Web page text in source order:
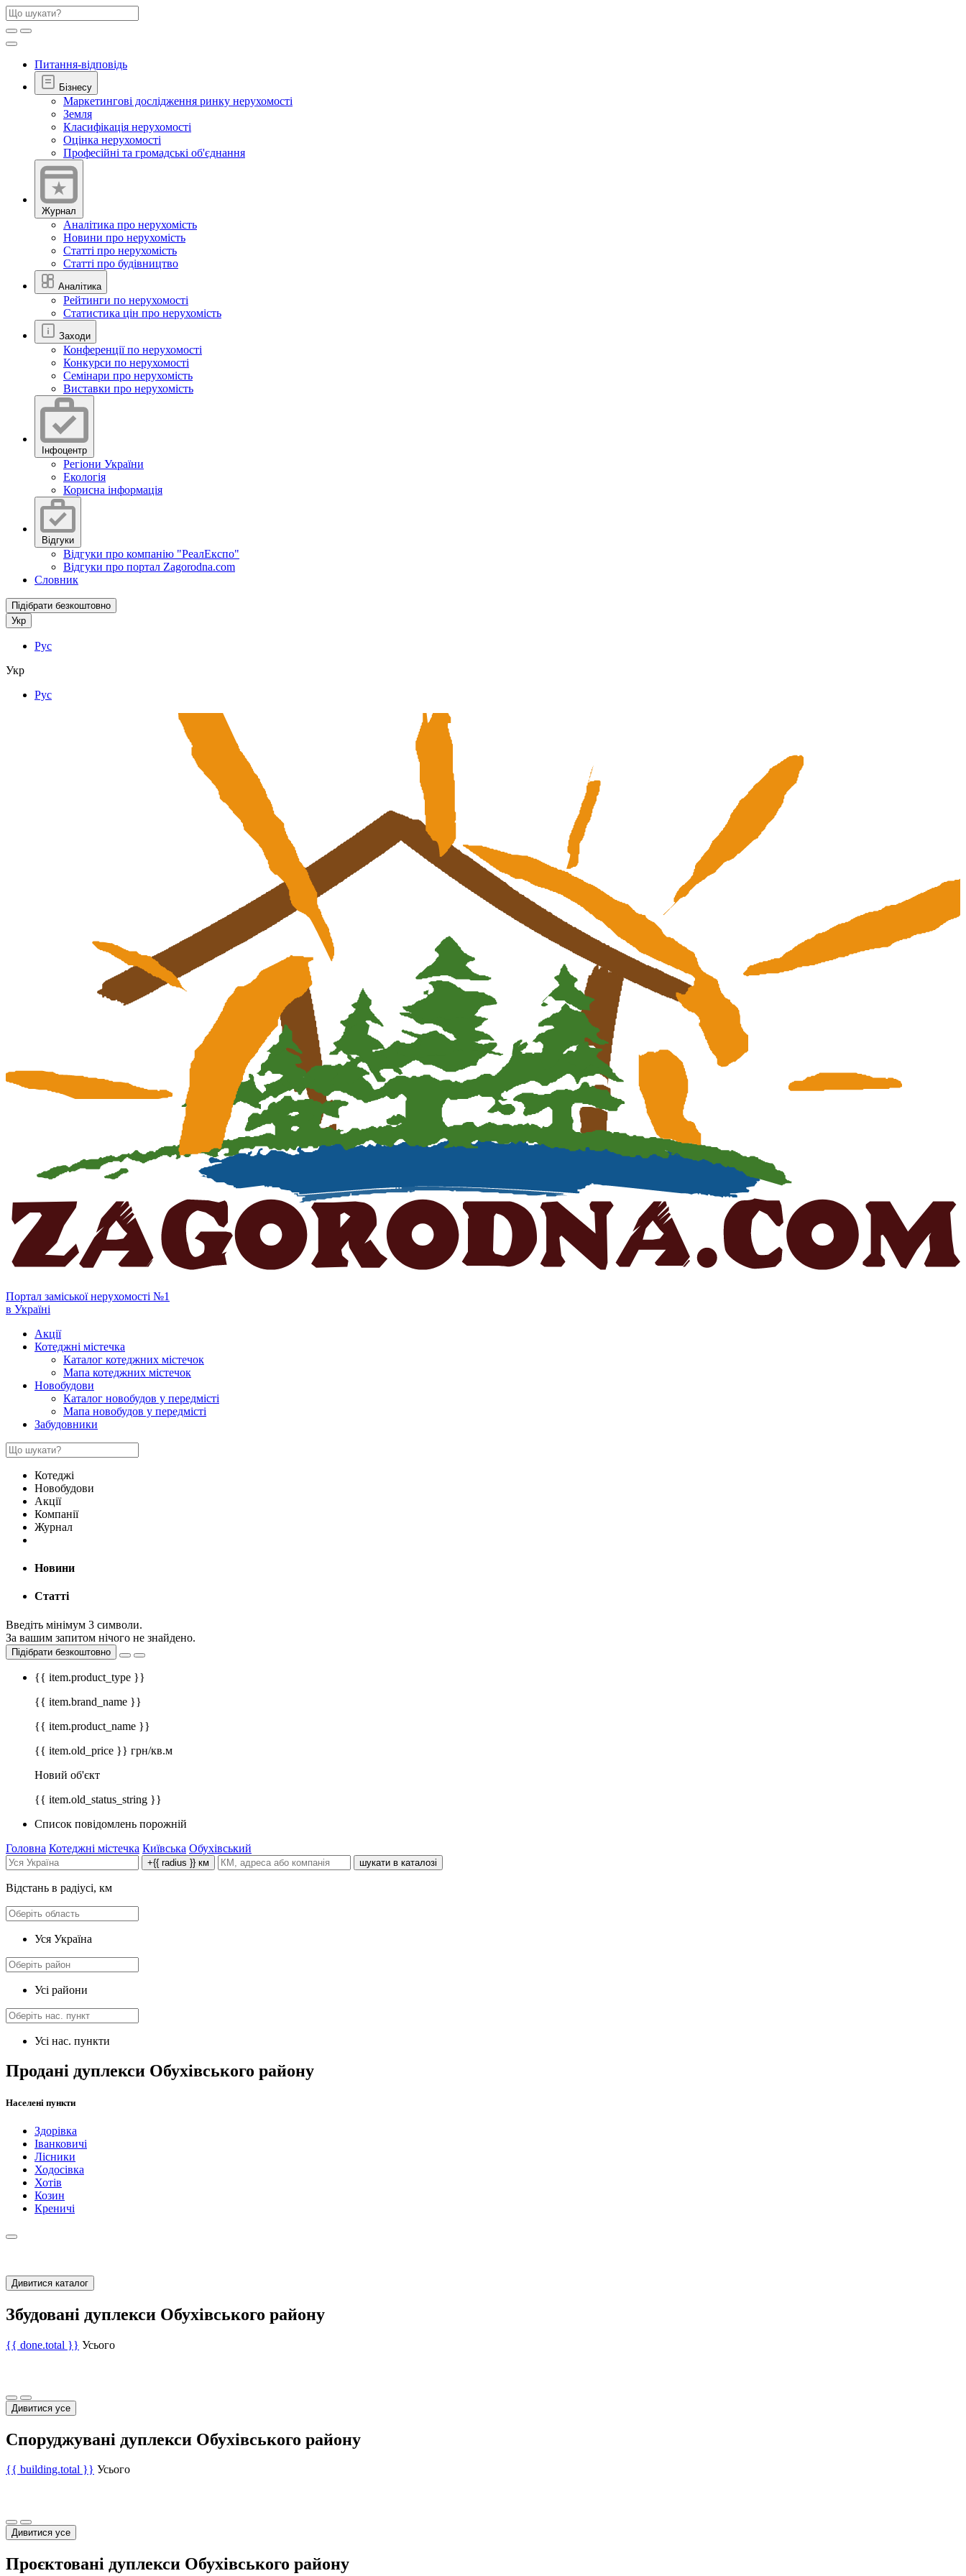
Питання-відповідь
Бізнесу
Маркетингові дослідження ринку нерухомості
Земля
Класифікація нерухомості
Оцінка нерухомості
Професійні та громадські об'єднання
Журнал
Аналітика про нерухомість
Новини про нерухомість
Статті про нерухомість
Статті про будівництво
Аналітика
Рейтинги по нерухомості
Статистика цін про нерухомість
Заходи
Конференції по нерухомості
Конкурси по нерухомості
Семінари про нерухомість
Виставки про нерухомість
Інфоцентр
Регіони України
Екологія
Корисна інформація
Відгуки
Відгуки про компанію "РеалЕкспо"
Відгуки про портал Zagorodna.com
Словник
Підібрати безкоштовно
Укр
Рус
Укр
Рус
Портал заміської нерухомості №1
в Україні
Акції
Котеджні містечка
Каталог котеджних містечок
Мапа котеджних містечок
Новобудови
Каталог новобудов у передмісті
Мапа новобудов у передмісті
Забудовники
Котеджі
Новобудови
Акції
Компанії
Журнал
Новини
Статті
Введіть мінімум 3 символи.
За вашим запитом нічого не знайдено.
Підібрати безкоштовно
{{ item.product_type }}
{{ item.brand_name }}
{{ item.product_name }}
{{ item.old_price }} грн/кв.м
Новий об'єкт
{{ item.old_status_string }}
Список повідомлень порожній
Головна Котеджні містечка Київська Обухівський
+{{ radius }} км шукати в каталозі
Відстань в радіусі, км
Уся Україна
Усі райони
Усі нас. пункти
Продані дуплекси Обухівського району
Населені пункти
Здорівка
Іванковичі
Лісники
Ходосівка
Хотів
Козин
Креничі
Дивитися каталог
Збудовані дуплекси Обухівського району
{{ done.total }} Усього
Дивитися усе
Споруджувані дуплекси Обухівського району
{{ building.total }} Усього
Дивитися усе
Проєктовані дуплекси Обухівського району